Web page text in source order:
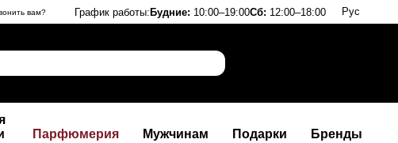
вам? График работы:Будние: 10:00–19:00Сб: 12:00–18:00 Рус
Парфюмерия Мужчинам Подарки Бренды